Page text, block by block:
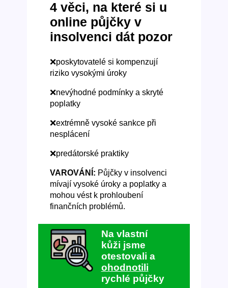
4 věci, na které si u
online půjčky v
insolvenci dát pozor
❌poskytovatelé si kompenzují
riziko vysokými úroky
❌nevýhodné podmínky a skryté
poplatky
❌extrémně vysoké sankce při
nesplácení
❌predátorské praktiky
VAROVÁNÍ: Půjčky v insolvenci
mívají vysoké úroky a poplatky a
mohou vést k prohloubení
finančních problémů.
Na vlastní
kůži jsme
otestovali a
ohodnotili
rychlé půjčky